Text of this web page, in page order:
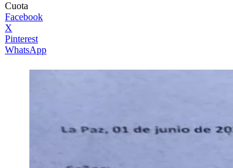
Cuota
Facebook
X
Pinterest
WhatsApp